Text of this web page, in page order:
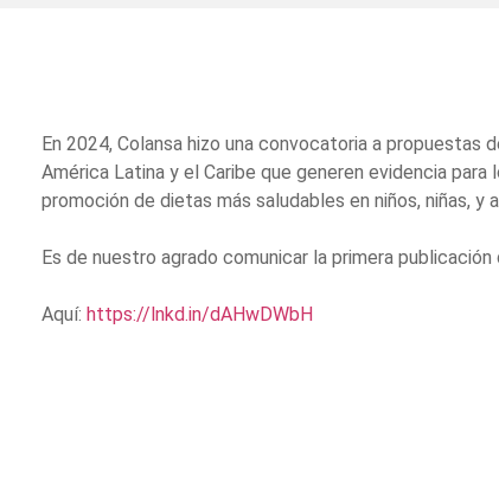
En 2024, Colansa hizo una convocatoria a
América Latina y el Caribe que generen evidencia
promoción de dietas más saludables en niños, niñas, y
Es de nuestro agrado comunicar la primera
Aquí: https://lnkd.in/dAHwDWbH